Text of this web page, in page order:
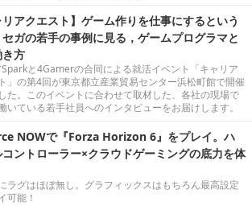
リアクエスト】ゲーム作りを仕事にするという
ガの若手の事例に見る，ゲームプログラマと
方
と4Gamerの合同による就活イベント「キャリア
」の第4回が東京都立産業貿易センター浜松町館で開催
た。このイベントに合わせて取材した、各社の現場で
いている若手社員へのインタビューをお届けします。
NOWで『Forza Horizon 6』をプレイ。ハ
コントローラー×クラウドゲーミングの底力を体
ラグはほぼ無し。グラフィックスはもちろん最高設定
可能！